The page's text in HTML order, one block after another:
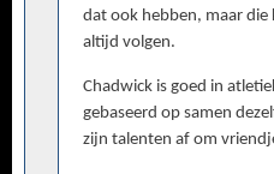
dat ook hebben, maar
altijd volgen.
Chadwick is goed in
gebaseerd op samen
zijn talenten af om